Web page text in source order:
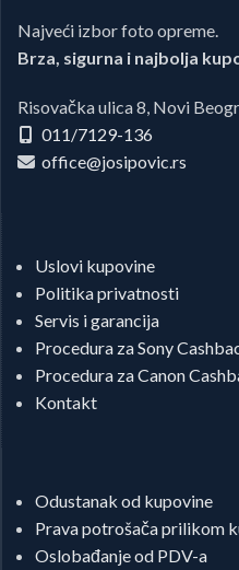
Najveći izbor foto opreme.
Brza, sigurna i najbolja
Risovačka ulica 8, Novi
011/7129-136
office@josipovic.rs
Uslovi kupovine
Politika privatnosti
Servis i garancija
Procedura za Sony
Procedura za Canon
Kontakt
Odustanak od kupovine
Prava potrošača prilikom
Oslobađanje od PDV-a